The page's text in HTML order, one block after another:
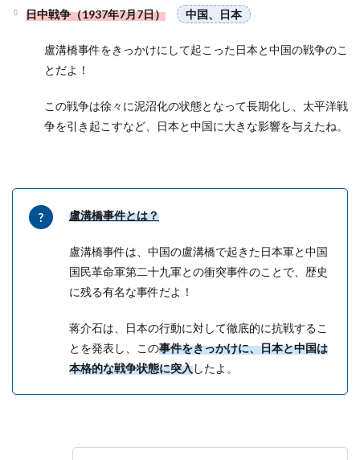
日中戦争（1937年7月7日） 中国、日本
盧溝橋事件をきっかけにして起こった日本と中国の戦争のこ
とだよ！
この戦争は徐々に泥沼化の状態となって長期化し、太平洋戦
争を引き起こすなど、日本と中国に大きな影響を与えたね。
盧溝橋事件とは？
盧溝橋事件は、中国の盧溝橋で起きた日本軍と中国
国民革命軍第二十九軍との衝突事件のことで、歴史
に残る有名な事件だよ！
蒋介石は、日本の行動に対して徹底的に抗戦するこ
とを発表し、この事件をきっかけに、日本と中国は
本格的な戦争状態に突入したよ。